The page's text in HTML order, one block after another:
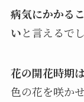
病気にかかる
いと言えるで
花の開花時期
色の花を咲か